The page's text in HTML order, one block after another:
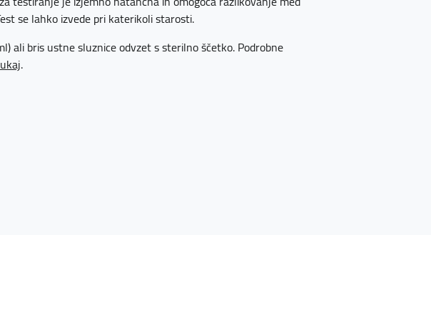
se lahko izvede pri katerikoli starosti.
ali bris ustne sluznice odvzet s sterilno ščetko. Podrobne
.